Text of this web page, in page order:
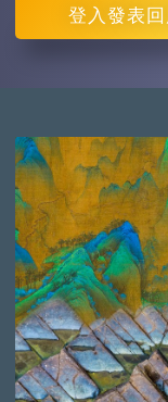
登入 發表